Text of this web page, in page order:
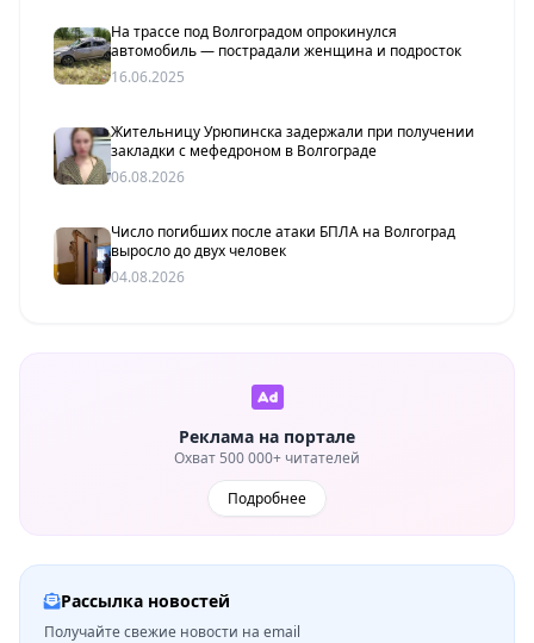
На трассе под Волгоградом опрокинулся
автомобиль — пострадали женщина и подросток
16.06.2025
Жительницу Урюпинска задержали при получении
закладки с мефедроном в Волгограде
06.08.2026
Число погибших после атаки БПЛА на Волгоград
выросло до двух человек
04.08.2026
Реклама на портале
Охват 500 000+ читателей
Подробнее
Рассылка новостей
Получайте свежие новости на email